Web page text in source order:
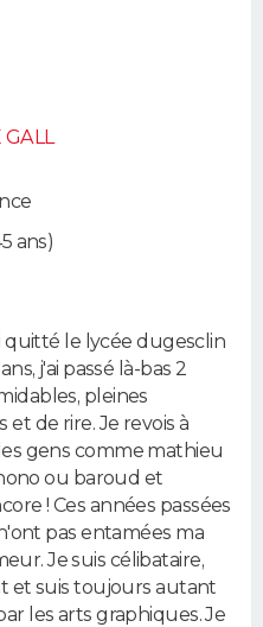
GALL
ans)
quitté le lycée dugesclin
j'ai passé là-bas 2
pleines
et de rire. Je revois à
gens comme mathieu
ou baroud et
! Ces années passées
pas entamées ma
Je suis célibataire,
et suis toujours autant
les arts graphiques. Je